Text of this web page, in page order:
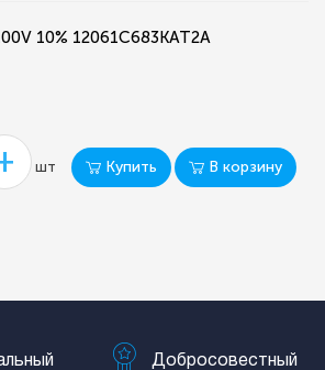
10% 12061C683KAT2A
шт Купить В корзину
Добросовестный